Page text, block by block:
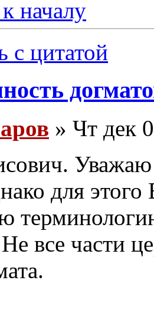
началу
с цитатой
» Чт дек
для
все части